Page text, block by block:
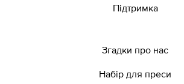
Підтримка
Згадки про нас
Набір для преси